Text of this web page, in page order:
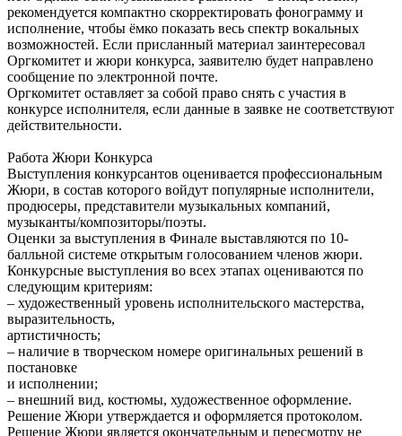
рекомендуется компактно скорректировать фонограмму и
исполнение, чтобы ёмко показать весь спектр вокальных
возможностей. Если присланный материал заинтересовал
Оргкомитет и жюри конкурса, заявителю будет направлено
сообщение по электронной почте.
Оргкомитет оставляет за собой право снять с участия в
конкурсе исполнителя, если данные в заявке не соответствуют
действительности.
Работа Жюри Конкурса
Выступления конкурсантов оценивается профессиональным
Жюри, в состав которого войдут популярные исполнители,
продюсеры, представители музыкальных компаний,
музыканты/композиторы/поэты.
Оценки за выступления в Финале выставляются по 10-
балльной системе открытым голосованием членов жюри.
Конкурсные выступления во всех этапах оцениваются по
следующим критериям:
– художественный уровень исполнительского мастерства,
выразительность,
артистичность;
– наличие в творческом номере оригинальных решений в
постановке
и исполнении;
– внешний вид, костюмы, художественное оформление.
Решение Жюри утверждается и оформляется протоколом.
Решение Жюри является окончательным и пересмотру не